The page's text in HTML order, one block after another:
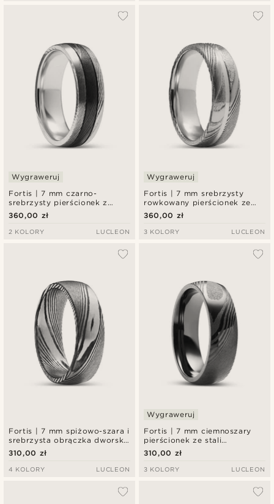
Fortis | 7 mm czarno-
srebrzysty pierścionek z
podwójnym rowkiem ze stali
damasceńskiej i tytanu
Wygraweruj
360,00 zł
2 KOLORY LUCLEON
Fortis | 7 mm srebrzysty
rowkowany pierścionek ze
stali damasceńskiej i tytanu
Wygraweruj
360,00 zł
3 KOLORY LUCLEON
Fortis | 7 mm spiżowo-szara i
srebrzysta obrączka dworska
ze stali damasceńskiej
310,00 zł
4 KOLORY LUCLEON
Fortis | 7 mm ciemnoszary
pierścionek ze stali
damasceńskiej
Wygraweruj
310,00 zł
3 KOLORY LUCLEON